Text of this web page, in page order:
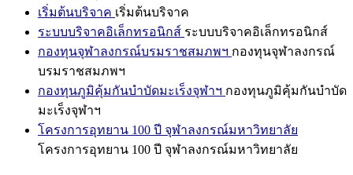
เริ่มต้นบริจาค เริ่มต้นบริจาค
ระบบบริจาคอิเล็กทรอนิกส์ ระบบบริจาคอิเล็กทรอนิกส์
กองทุนจุฬาลงกรณ์บรมราชสมภพฯ กองทุนจุฬาลงกรณ์
บรมราชสมภพฯ
กองทุนภูมิคุ้มกันบำบัดมะเร็งจุฬาฯ กองทุนภูมิคุ้มกันบำบัด
มะเร็งจุฬาฯ
โครงการอุทยาน 100 ปี จุฬาลงกรณ์มหาวิทยาลัย
โครงการอุทยาน 100 ปี จุฬาลงกรณ์มหาวิทยาลัย